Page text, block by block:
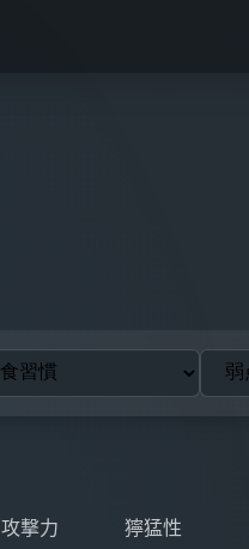
攻撃力 獰猛性